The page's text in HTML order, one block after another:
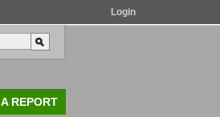
Login
REPORT